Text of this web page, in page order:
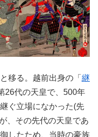
移る。越前出身の「 継
26代の天皇で、500年
ぐ立場になかった(先
、その先代の天皇であ
したため、当時の豪族